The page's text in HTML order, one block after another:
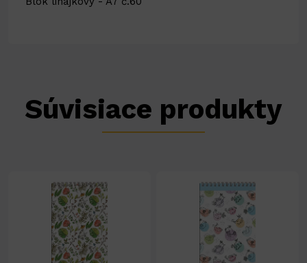
Súvisiace produkty